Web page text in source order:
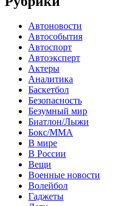
Автоновости
Автособытия
Автоспорт
Автоэксперт
Актеры
Аналитика
Баскетбол
Безопасность
Безумный мир
Биатлон/Лыжи
Бокс/MMA
В мире
В России
Вещи
Военные новости
Волейбол
Гаджеты